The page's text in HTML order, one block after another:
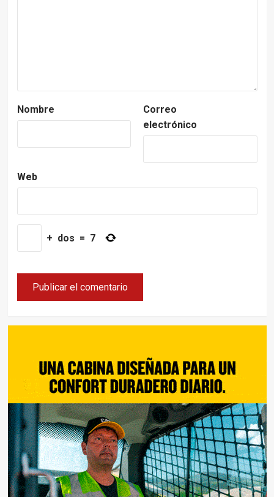
Nombre
Correo
electrónico
Web
+ dos = 7